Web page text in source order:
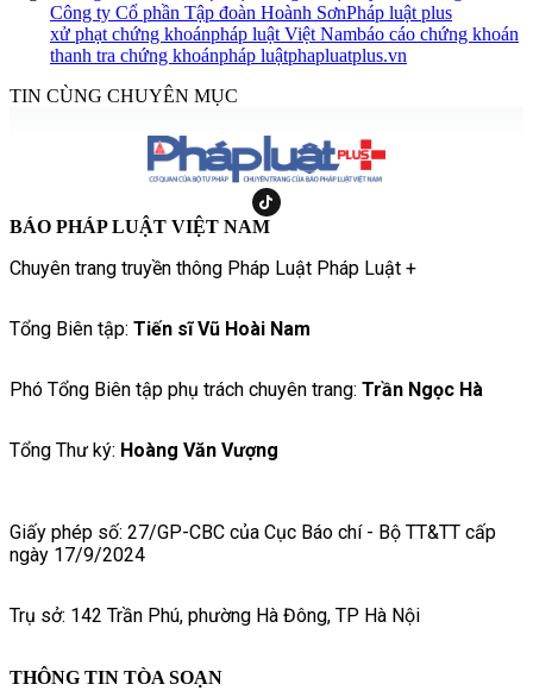
Công ty Cổ phần Tập đoàn Hoành SơnPháp luật plus
xử phạt chứng khoánpháp luật Việt Nambáo cáo chứng khoán
thanh tra chứng khoánpháp luậtphapluatplus.vn
TIN CÙNG CHUYÊN MỤC
BÁO PHÁP LUẬT VIỆT NAM
Chuyên trang truyền thông Pháp Luật Pháp Luật +
Tổng Biên tập: Tiến sĩ Vũ Hoài Nam
Phó Tổng Biên tập phụ trách chuyên trang: Trần Ngọc Hà
Tổng Thư ký: Hoàng Văn Vượng
Giấy phép số: 27/GP-CBC của Cục Báo chí - Bộ TT&TT cấp
ngày 17/9/2024
Trụ sở: 142 Trần Phú, phường Hà Đông, TP Hà Nội
THÔNG TIN TÒA SOẠN